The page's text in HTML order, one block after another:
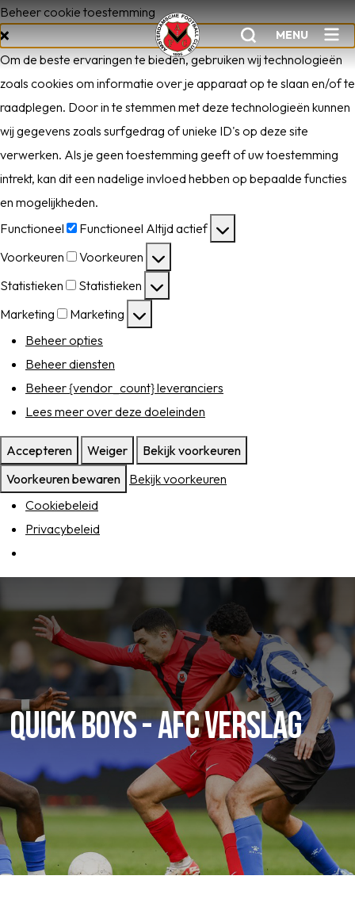
Beheer cookie toestemming
Om de beste ervaringen te bieden, gebruiken wij technologieën
zoals cookies om informatie over je apparaat op te slaan en/of te
raadplegen. Door in te stemmen met deze technologieën kunnen
wij gegevens zoals surfgedrag of unieke ID's op deze site
verwerken. Als je geen toestemming geeft of uw toestemming
intrekt, kan dit een nadelige invloed hebben op bepaalde functies
en mogelijkheden.
Functioneel
Functioneel Altijd actief
Voorkeuren
Voorkeuren
Statistieken
Statistieken
Marketing
Marketing
Beheer opties
Beheer diensten
Beheer {vendor_count} leveranciers
Lees meer over deze doeleinden
Accepteren Weiger
Bekijk voorkeuren
Voorkeuren bewaren Bekijk voorkeuren
Cookiebeleid
Privacybeleid
MENU
Home
AFC 1
Teams
Jeugd
Senioren
Clubinfo
Nieuwsoverzicht
Sponsoring
LIDMAATSCHAP
CONTACT
QUICK BOYS - AFC VERSLAG